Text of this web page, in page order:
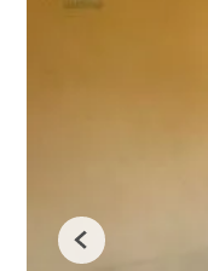
Previous